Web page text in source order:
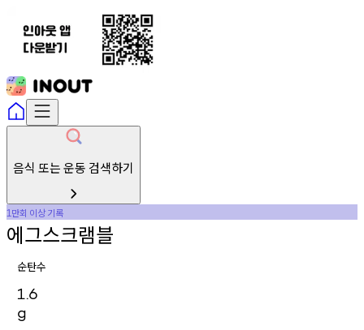
음식 또는 운동 검색하기
1만회 이상기록
에그스크램블
순탄수
1.6
g